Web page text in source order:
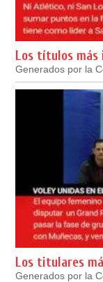
Los títulos
Generados por la
Los titulares
Generados por la